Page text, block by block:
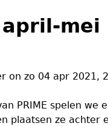
mei
on zo 04 apr 2021,
PRIME spelen we
plaatsen ze achter